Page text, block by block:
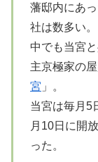
藩邸内にあ
社は数多い。
中でも当宮
主京極家の
宮 」。
当宮は毎月5
月10日に開
った。